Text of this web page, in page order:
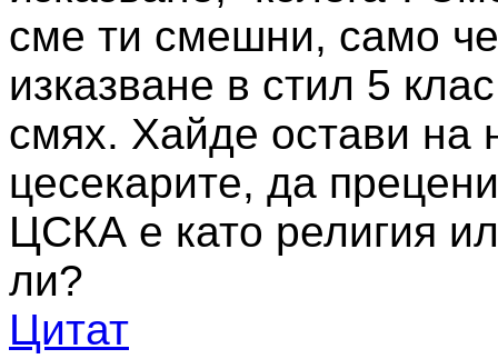
сме ти смешни, само
изказване в стил 5
смях. Хайде остави на
цесекарите, да
ЦСКА е като религия
ли?
Цитат